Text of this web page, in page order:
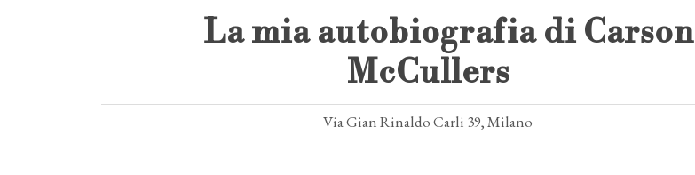
La mia autobiografia di Carson
McCullers
Via Gian Rinaldo Carli 39, Milano